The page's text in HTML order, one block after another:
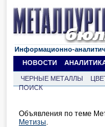
Информационно-
НОВОСТИ
ЧЕРНЫЕ МЕТАЛЛЫ
ПОИСК
Объявления по теме
Метизы.